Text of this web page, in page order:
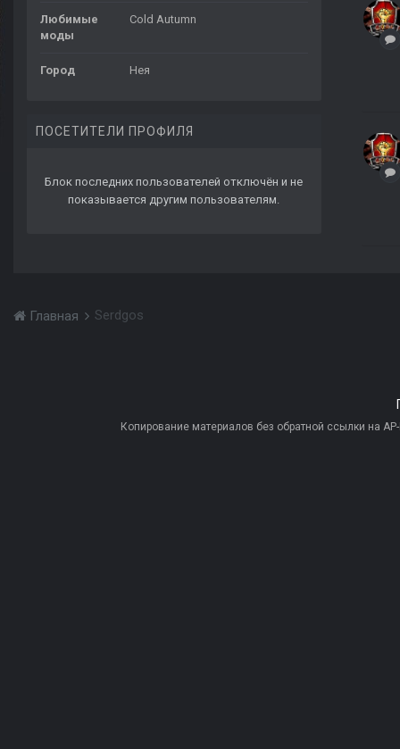
Любимые
моды
Cold Autumn
Город Нея
ПОСЕТИТЕЛИ ПРОФИЛЯ
Блок последних пользователей отключён и не
показывается другим пользователям.
Главная Serdgos
Копирование материалов без обратной ссылки на